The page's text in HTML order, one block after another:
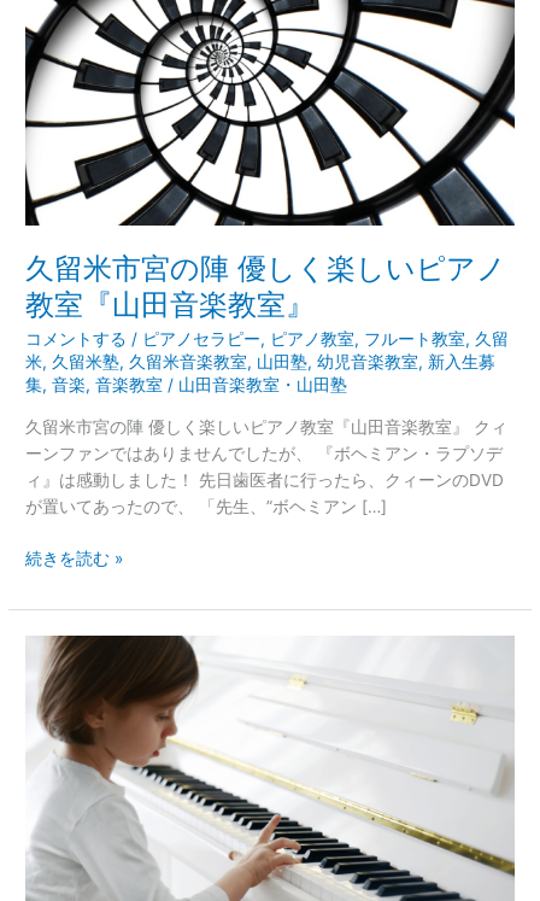
久留米市宮の陣 優しく楽しいピアノ
教室『山田音楽教室』
コメントする / ピアノセラピー, ピアノ教室, フルート教室, 久留
米, 久留米塾, 久留米音楽教室, 山田塾,幼児音楽教室, 新入生募
集,音楽,音楽教室 / 山田音楽教室・山田塾
久留米市宮の陣 優しく楽しいピアノ教室『山田音楽教室』 クィ
ーンファンではありませんでしたが、 『ボヘミアン・ラプソデ
ィ』は感動しました！ 先日歯医者に行ったら、クィーンのDVD
が置いてあったので、 「先生、”ボヘミアン […]
宮
の
陣
優
く
楽
し
い
ピ
ア
ノ
教
室
田
楽
教
続きを読む »
米
ピ
ア
室
–
『山